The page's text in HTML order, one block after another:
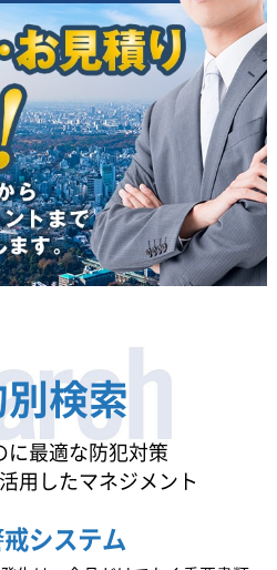
検索
に最適な防犯対策
用したマネジメント
システム